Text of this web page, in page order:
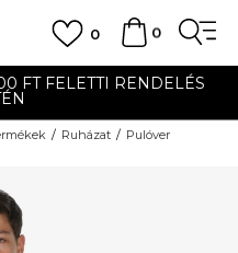
0
0
FT FELETTI RENDELÉS
Ruházat
Pulóver